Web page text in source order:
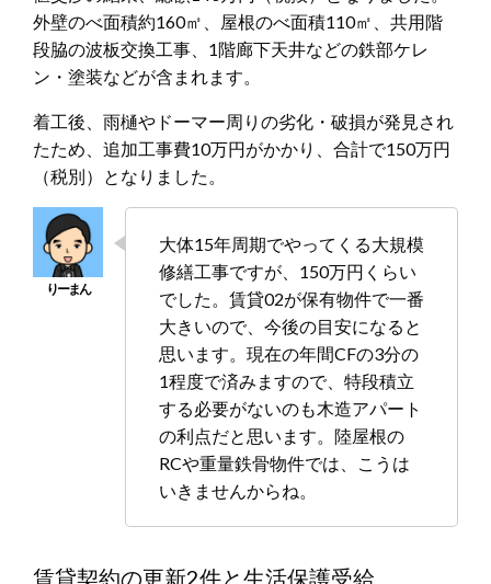
外壁のべ面積約160㎡、屋根のべ面積110㎡、共用階
段脇の波板交換工事、1階廊下天井などの鉄部ケレ
ン・塗装などが含まれます。
着工後、雨樋やドーマー周りの劣化・破損が発見され
たため、追加工事費10万円がかかり、合計で150万円
（税別）となりました。
大体15年周期でやってくる大規模
修繕工事ですが、150万円くらい
でした。賃貸02が保有物件で一番
大きいので、今後の目安になると
思います。現在の年間CFの3分の
1程度で済みますので、特段積立
する必要がないのも木造アパート
の利点だと思います。陸屋根の
RCや重量鉄骨物件では、こうは
いきませんからね。
賃貸契約の更新2件と生活保護受給